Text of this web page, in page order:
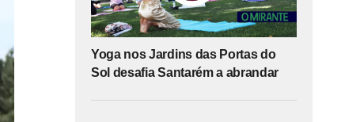
Yoga nos Jardins das Portas do
Sol desafia Santarém a abrandar